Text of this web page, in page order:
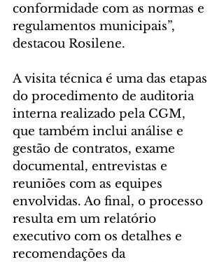
conformidade com as normas e
regulamentos municipais”,
destacou Rosilene.
A visita técnica é uma das etapas
do procedimento de auditoria
interna realizado pela CGM,
que também inclui análise e
gestão de contratos, exame
documental, entrevistas e
reuniões com as equipes
envolvidas. Ao final, o processo
resulta em um relatório
executivo com os detalhes e
recomendações da